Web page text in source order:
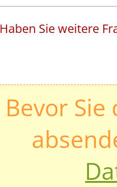
Haben Sie weitere
Bevor